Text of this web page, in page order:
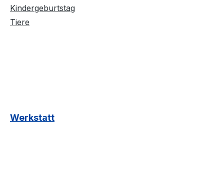
Kindergeburtstag
Tiere
Werkstatt